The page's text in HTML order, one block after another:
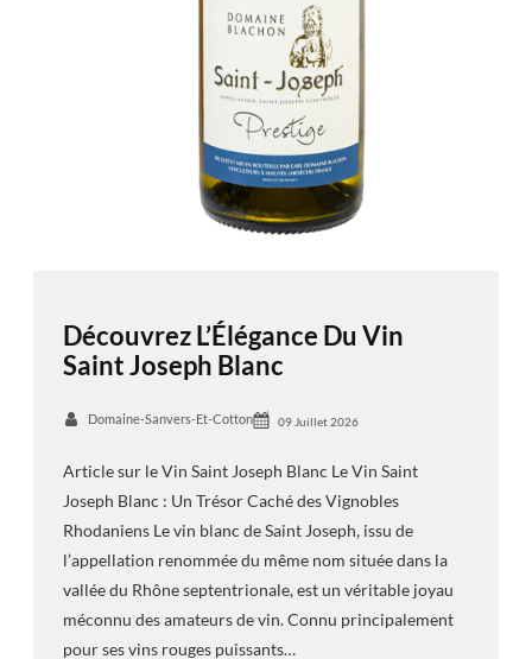
Découvrez L’Élégance Du Vin
Saint Joseph Blanc
Domaine-Sanvers-Et-Cotton 09 Juillet 2026
Article sur le Vin Saint Joseph Blanc Le Vin Saint
Joseph Blanc : Un Trésor Caché des Vignobles
Rhodaniens Le vin blanc de Saint Joseph, issu de
l’appellation renommée du même nom située dans la
vallée du Rhône septentrionale, est un véritable joyau
méconnu des amateurs de vin. Connu principalement
pour ses vins rouges puissants…